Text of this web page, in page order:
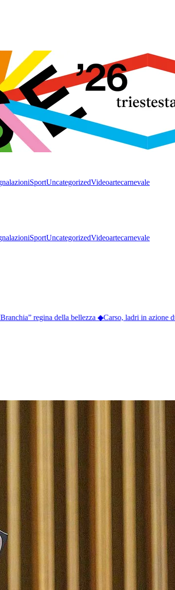
SportUncategorizedVideoartecarnevale
SportUncategorizedVideoartecarnevale
regina della bellezza◆Carso, ladri in azione